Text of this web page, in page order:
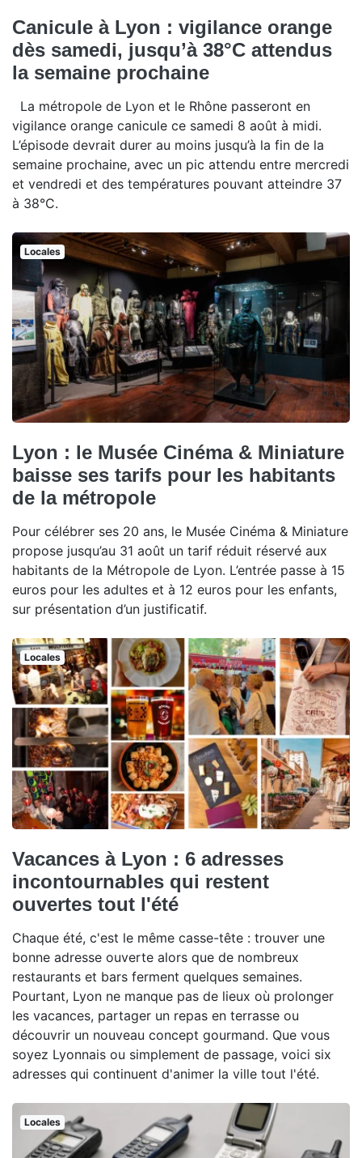
Canicule à Lyon : vigilance orange
dès samedi, jusqu’à 38°C attendus
la semaine prochaine
La métropole de Lyon et le Rhône passeront en
vigilance orange canicule ce samedi 8 août à midi.
L’épisode devrait durer au moins jusqu’à la fin de la
semaine prochaine, avec un pic attendu entre mercredi
et vendredi et des températures pouvant atteindre 37
à 38°C.
Locales
Lyon : le Musée Cinéma & Miniature
baisse ses tarifs pour les habitants
de la métropole
Pour célébrer ses 20 ans, le Musée Cinéma & Miniature
propose jusqu’au 31 août un tarif réduit réservé aux
habitants de la Métropole de Lyon. L’entrée passe à 15
euros pour les adultes et à 12 euros pour les enfants,
sur présentation d’un justificatif.
Locales
Vacances à Lyon : 6 adresses
incontournables qui restent
ouvertes tout l'été
Chaque été, c'est le même casse-tête : trouver une
bonne adresse ouverte alors que de nombreux
restaurants et bars ferment quelques semaines.
Pourtant, Lyon ne manque pas de lieux où prolonger
les vacances, partager un repas en terrasse ou
découvrir un nouveau concept gourmand. Que vous
soyez Lyonnais ou simplement de passage, voici six
adresses qui continuent d'animer la ville tout l'été.
Locales